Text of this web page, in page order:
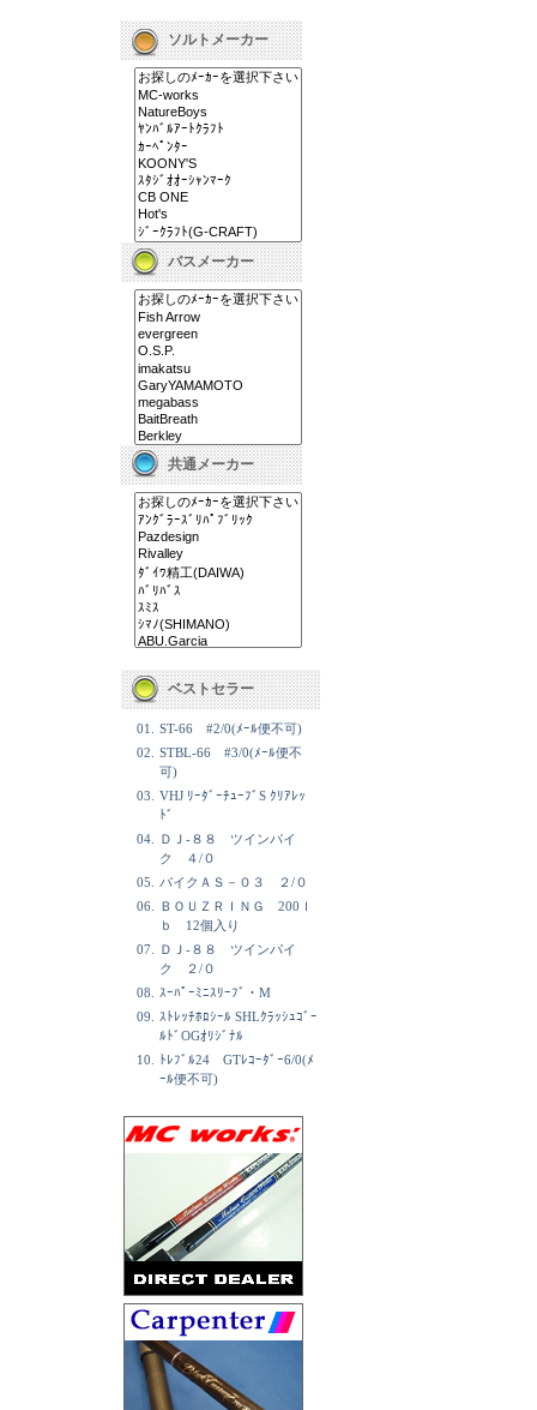
ソルトメーカー
バスメーカー
共通メーカー
ベストセラー
01.
ST-66 #2/0(ﾒｰﾙ便不可)
02.
STBL-66 #3/0(ﾒｰﾙ便不
可)
03.
VHJ ﾘｰﾀﾞｰﾁｭｰﾌﾞS ｸﾘｱﾚｯ
ﾄﾞ
04.
ＤＪ-８８ ツインパイ
ク ４/０
05.
パイクＡＳ－０３ ２/０
06.
ＢＯＵＺＲＩＮＧ 200ｌ
ｂ 12個入り
07.
ＤＪ-８８ ツインパイ
ク ２/０
08.
ｽｰﾊﾟｰﾐﾆｽﾘｰﾌﾞ・M
09.
ｽﾄﾚｯﾁﾎﾛｼｰﾙ SHLｸﾗｯｼｭｺﾞｰ
ﾙﾄﾞOGｵﾘｼﾞﾅﾙ
10.
ﾄﾚﾌﾞﾙ24 GTﾚｺｰﾀﾞｰ6/0(ﾒ
ｰﾙ便不可)